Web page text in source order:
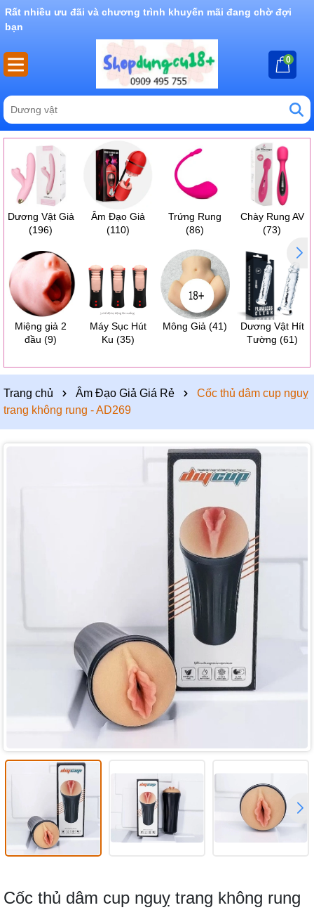
Rất nhiều ưu đãi và chương trình khuyến mãi đang chờ đợi
bạn
0
Dương Vật Giả
(196)
Âm Đạo Giả
(110)
Trứng Rung
(86)
Chày Rung AV
(73)
Miệng giả 2
đầu (9)
Máy Sục Hút
Ku (35)
Mông Giả (41)
Dương Vật Hít
Tường (61)
Trang chủ Âm Đạo Giả Giá Rẻ
Cốc thủ dâm cup nguỵ
trang không rung - AD269
Cốc thủ dâm cup nguỵ trang không rung